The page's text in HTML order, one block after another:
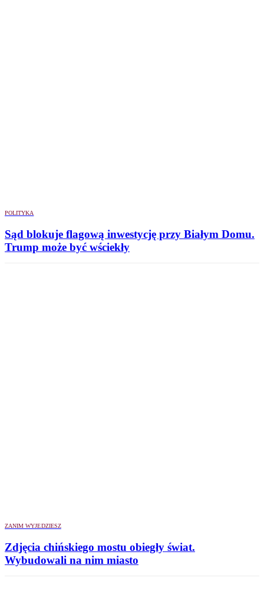
POLITYKA
Sąd blokuje flagową inwestycję przy Białym Domu.
Trump może być wściekły
ZANIM WYJEDZIESZ
Zdjęcia chińskiego mostu obiegły świat.
Wybudowali na nim miasto